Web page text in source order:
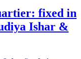
fixed in
Ishar &